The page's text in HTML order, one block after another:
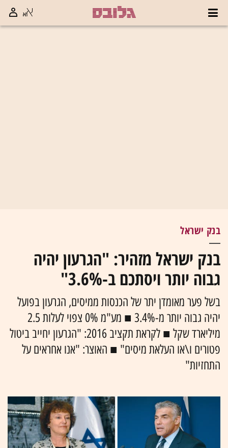
בנק ישראל
בנק ישראל מזהיר: "הגרעון יהיה
גבוה יותר ויסתכם ב-3.6%"
בשל פער מאומדן יתר של הכנסות ממיסים, הגרעון בפועל
יהיה גבוה יותר מ-3.4% ■ מע"מ 0% צפוי לעלות 2.5
מיליארד שקל ■ לקראת תקציב 2016: "הגרעון יחייב ביטול
פטורים ו\או העלאת מיסים" ■ האוצר: "אנו אחראים על
התחזיות"